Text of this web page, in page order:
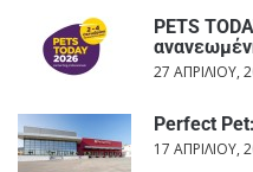
PETS
27 ΑΠΡΙΛΊΟΥ,
Perfect
17 ΑΠΡΙΛΊΟΥ,